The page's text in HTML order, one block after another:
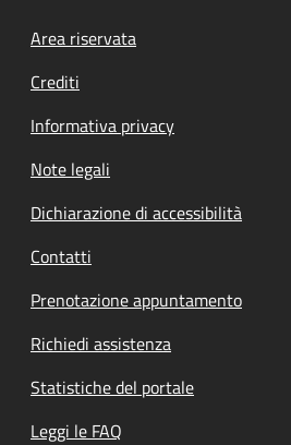
Footer menu
Area riservata
Crediti
Informativa privacy
Note legali
Dichiarazione di accessibilità
Contatti
Prenotazione appuntamento
Richiedi assistenza
Statistiche del portale
Leggi le FAQ